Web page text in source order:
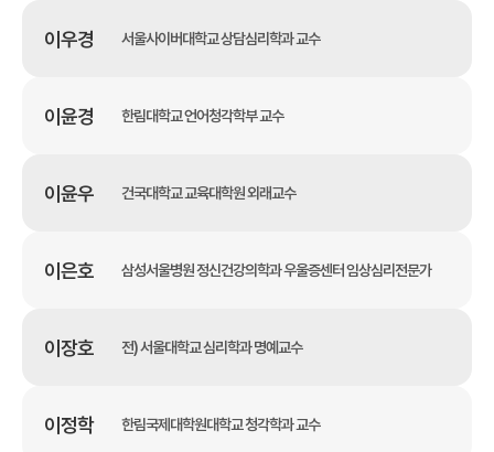
이우경 서울사이버대학교 상담심리학과 교수
이윤경 한림대학교 언어청각학부 교수
이윤우 건국대학교 교육대학원 외래교수
이은호 삼성서울병원 정신건강의학과 우울증센터 임상심리전문가
이장호 전) 서울대학교 심리학과 명예교수
이정학 한림국제대학원대학교 청각학과 교수